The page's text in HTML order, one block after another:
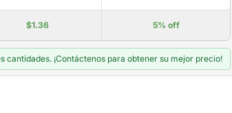
$1.36 5% off
cantidades. ¡Contáctenos para obtener su mejor precio!